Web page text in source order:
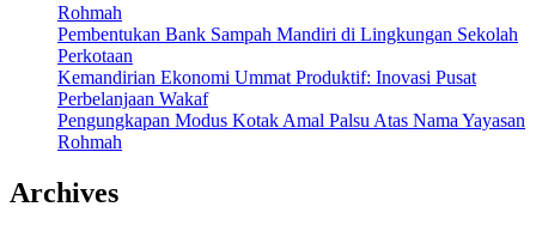
Rohmah
Pembentukan Bank Sampah Mandiri di Lingkungan Sekolah
Perkotaan
Kemandirian Ekonomi Ummat Produktif: Inovasi Pusat
Perbelanjaan Wakaf
Pengungkapan Modus Kotak Amal Palsu Atas Nama Yayasan
Rohmah
Archives